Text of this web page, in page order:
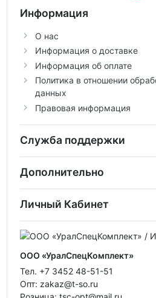
Информация
О нас
Информация о доставке
Информация об оплате
Политика в отношении
данных
Правовая информация
Служба поддержки
Дополнительно
Личный Кабинет
ООО «УралСпецКомплект»
Тел. +7 3452 48-51-51
Опт: zakaz@t-so.ru